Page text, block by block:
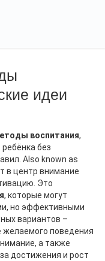
идеи
воспитания,
без
. Also known as
в центр внимание
Это
, которые могут
но эффективными
вариантов –
поведения
, а также
достижения и рост